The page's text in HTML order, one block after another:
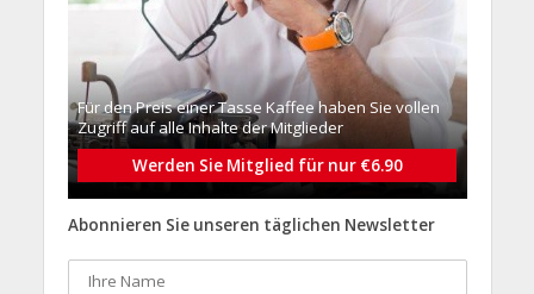
Für den Preis einer Tasse Kaffee haben Sie vollen
Zugriff auf alle Inhalte der Mitglieder
Werden Sie Mitglied für nur €6.90
Abonnieren Sie unseren täglichen Newsletter